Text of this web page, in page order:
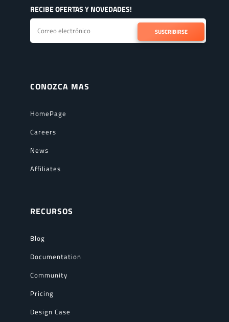
RECIBE OFERTAS Y NOVEDADES!
SUSCRIBIRSE
CONOZCA MAS
HomePage
Careers
News
Affiliates
RECURSOS
Blog
Documentation
Community
Pricing
Design Case